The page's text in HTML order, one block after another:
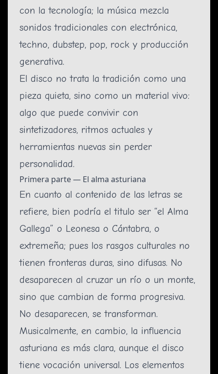
con la tecnología; la música mezcla
sonidos tradicionales con electrónica,
techno, dubstep, pop, rock y producción
generativa.
El disco no trata la tradición como una
pieza quieta, sino como un material vivo:
algo que puede convivir con
sintetizadores, ritmos actuales y
herramientas nuevas sin perder
personalidad.
Primera parte — El alma asturiana
En cuanto al contenido de las letras se
refiere, bien podría el titulo ser “el Alma
Gallega” o Leonesa o Cántabra, o
extremeña; pues los rasgos culturales no
tienen fronteras duras, sino difusas. No
desaparecen al cruzar un río o un monte,
sino que cambian de forma progresiva.
No desaparecen, se transforman.
Musicalmente, en cambio, la influencia
asturiana es más clara, aunque el disco
tiene vocación universal. Los elementos